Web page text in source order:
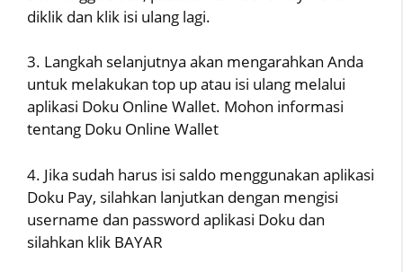
diklik dan klik isi ulang lagi.
3. Langkah selanjutnya akan mengarahkan Anda
untuk melakukan top up atau isi ulang melalui
aplikasi Doku Online Wallet. Mohon informasi
tentang Doku Online Wallet
4. Jika sudah harus isi saldo menggunakan aplikasi
Doku Pay, silahkan lanjutkan dengan mengisi
username dan password aplikasi Doku dan
silahkan klik BAYAR